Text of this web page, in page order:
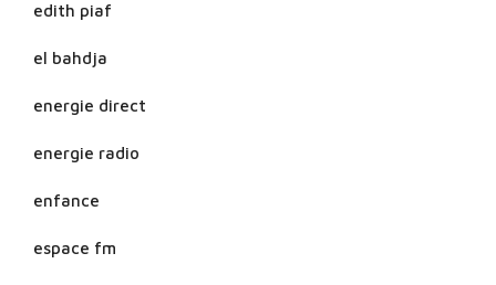
edith piaf
el bahdja
energie direct
energie radio
enfance
espace fm